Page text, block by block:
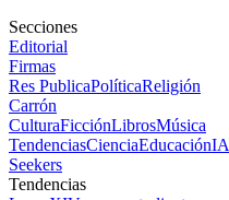
Secciones
Editorial
Firmas
Res PublicaPolíticaReligión
Carrón
CulturaFicciónLibrosMúsica
TendenciasCienciaEducaciónIA
Seekers
Tendencias